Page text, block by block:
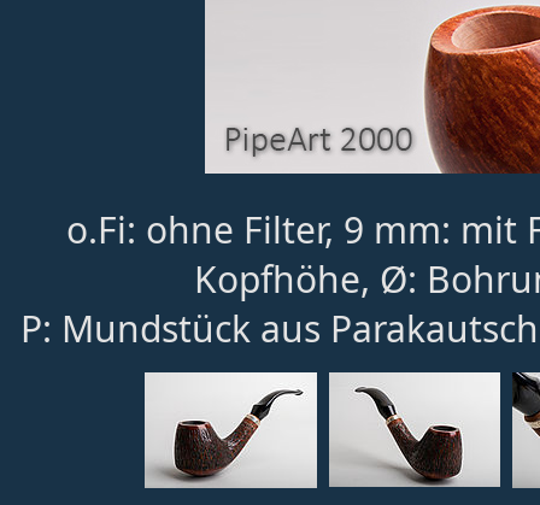
o.Fi: ohne Filter, 9 mm: mit
Kopfhöhe, Ø:
P: Mundstück aus